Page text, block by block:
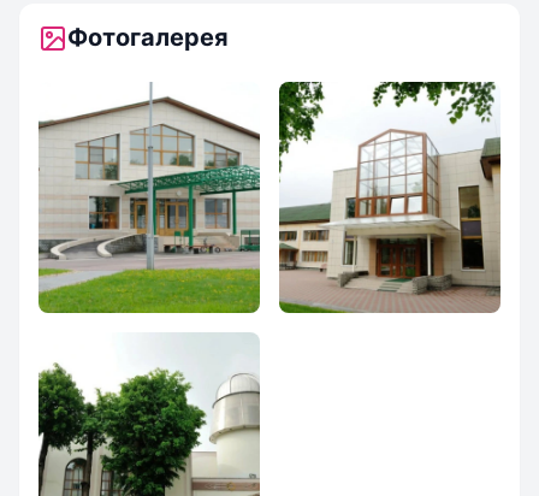
Фотогалерея
Московская
гимназия